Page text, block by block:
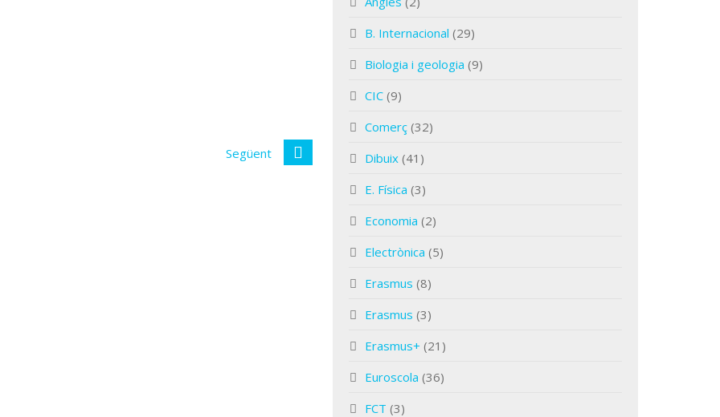
Següent
B. Internacional (29)
Biologia i geologia (9)
CIC (9)
Comerç (32)
Dibuix (41)
E. Física (3)
Economia (2)
Electrònica (5)
Erasmus (8)
Erasmus (3)
Erasmus+ (21)
Euroscola (36)
FCT (3)